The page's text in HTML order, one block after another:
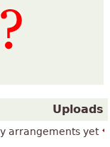
Uploads
arrangements yet.